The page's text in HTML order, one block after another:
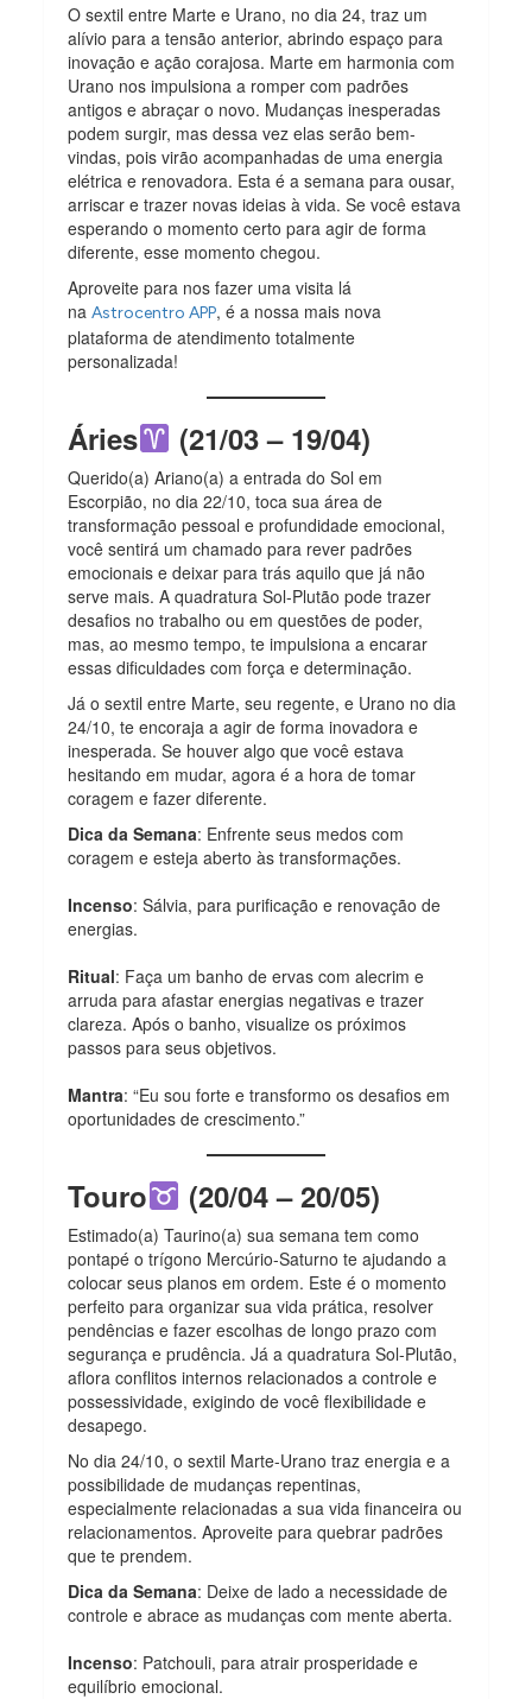
O sextil entre Marte e Urano, no dia 24, traz um
alívio para a tensão anterior, abrindo espaço para
inovação e ação corajosa. Marte em harmonia com
Urano nos impulsiona a romper com padrões
antigos e abraçar o novo. Mudanças inesperadas
podem surgir, mas dessa vez elas serão bem-
vindas, pois virão acompanhadas de uma energia
elétrica e renovadora. Esta é a semana para ousar,
arriscar e trazer novas ideias à vida. Se você estava
esperando o momento certo para agir de forma
diferente, esse momento chegou.
Aproveite para nos fazer uma visita lá
naAstrocentro APP, é a nossa mais nova
plataforma de atendimento totalmente
personalizada!
Áries (21/03 – 19/04)
Querido(a) Ariano(a) a entrada do Sol em
Escorpião, no dia 22/10, toca sua área de
transformação pessoal e profundidade emocional,
você sentirá um chamado para rever padrões
emocionais e deixar para trás aquilo que já não
serve mais. A quadratura Sol-Plutão pode trazer
desafios no trabalho ou em questões de poder,
mas, ao mesmo tempo, te impulsiona a encarar
essas dificuldades com força e determinação.
Já o sextil entre Marte, seu regente, e Urano no dia
24/10, te encoraja a agir de forma inovadora e
inesperada. Se houver algo que você estava
hesitando em mudar, agora é a hora de tomar
coragem e fazer diferente.
Dica da Semana: Enfrente seus medos com
coragem e esteja aberto às transformações.
Incenso: Sálvia, para purificação e renovação de
energias.
Ritual: Faça um banho de ervas com alecrim e
arruda para afastar energias negativas e trazer
clareza. Após o banho, visualize os próximos
passos para seus objetivos.
Mantra: “Eu sou forte e transformo os desafios em
oportunidades de crescimento.”
Touro (20/04 – 20/05)
Estimado(a) Taurino(a) sua semana tem como
pontapé o trígono Mercúrio-Saturno te ajudando a
colocar seus planos em ordem. Este é o momento
perfeito para organizar sua vida prática, resolver
pendências e fazer escolhas de longo prazo com
segurança e prudência. Já a quadratura Sol-Plutão,
aflora conflitos internos relacionados a controle e
possessividade, exigindo de você flexibilidade e
desapego.
No dia 24/10, o sextil Marte-Urano traz energia e a
possibilidade de mudanças repentinas,
especialmente relacionadas a sua vida financeira ou
relacionamentos. Aproveite para quebrar padrões
que te prendem.
Dica da Semana: Deixe de lado a necessidade de
controle e abrace as mudanças com mente aberta.
Incenso: Patchouli, para atrair prosperidade e
equilíbrio emocional.